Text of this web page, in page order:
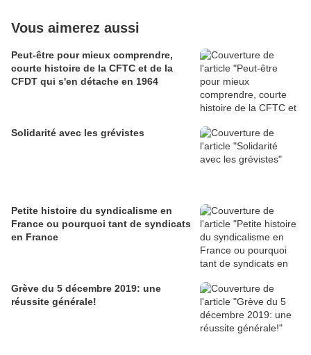
Vous aimerez aussi
Peut-être pour mieux comprendre,
courte histoire de la CFTC et de la
CFDT qui s'en détache en 1964
Solidarité avec les grévistes
Petite histoire du syndicalisme en
France ou pourquoi tant de syndicats
en France
Grève du 5 décembre 2019: une
réussite générale!